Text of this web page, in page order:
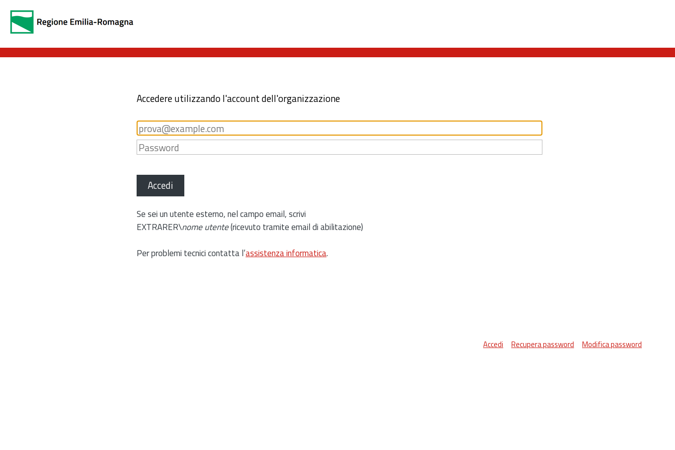
Accedere utilizzando l'account dell'organizzazione
Accedi
Se sei un utente esterno, nel campo email, scrivi
EXTRARER\nome utente(ricevuto tramite email di abilitazione)
Per problemi tecnici contatta l’assistenza informatica.
Accedi Recupera password Modifica password